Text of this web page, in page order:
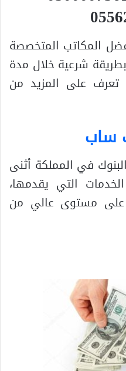
المكاتب المتخصصة
شرعية خلال مدة
تعرف على المزيد من
ساب
في المملكة أثنى
التي يقدمها،
على مستوى عالي من